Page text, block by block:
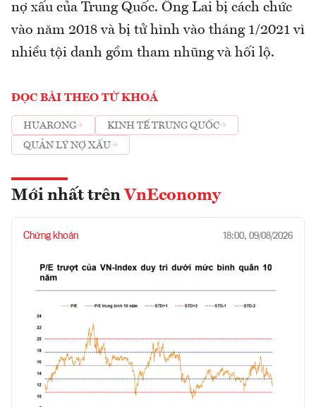
nợ xấu của Trung Quốc. Ông Lai bị cách chức
vào năm 2018 và bị tử hình vào tháng 1/2021 vì
nhiều tội danh gồm tham nhũng và hối lộ.
ĐỌC BÀI THEO TỪ KHOÁ
HUARONG
KINH TẾ TRUNG QUỐC
QUẢN LÝ NỢ XẤU
Mới nhất trên VnEconomy
Chứng khoán 18:00, 09/08/2026